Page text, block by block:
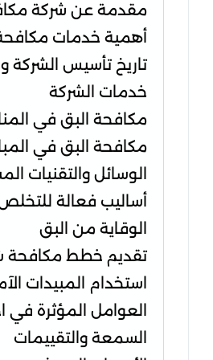
مقدمة عن شركة
أهمية خدمات
تاريخ تأسيس الشركة
خدمات الشركة
مكافحة البق في
مكافحة البق في
الوسائل والتقنيات
أساليب فعالة
الوقاية من البق
تقديم خطط مكافحة
استخدام المبيدات
العوامل المؤثرة في
السمعة والتقييمات